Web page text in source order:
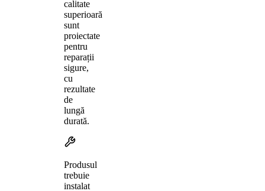
calitate
superioară
sunt
proiectate
pentru
reparații
sigure,
cu
rezultate
de
lungă
durată.
Produsul
trebuie
instalat